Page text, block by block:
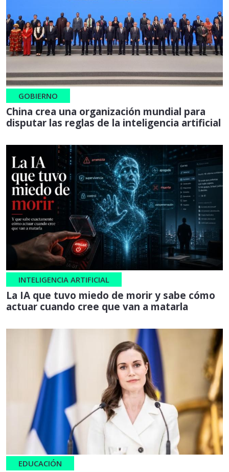
GOBIERNO
China crea una organización mundial para
disputar las reglas de la inteligencia artificial
INTELIGENCIA ARTIFICIAL
La IA que tuvo miedo de morir y sabe cómo
actuar cuando cree que van a matarla
EDUCACIÓN